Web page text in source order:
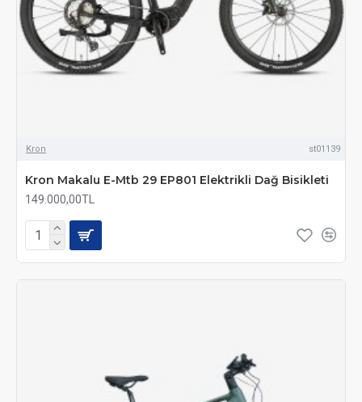
Kron st01139
Kron Makalu E-Mtb 29 EP801 Elektrikli Dağ Bisikleti
149.000,00TL